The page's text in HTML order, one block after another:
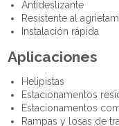
Antideslizante
Resistente al
Instalación rápida
Aplicaciones
Helipistas
Estacionamentos
Estacionamentos
Rampas y losas de